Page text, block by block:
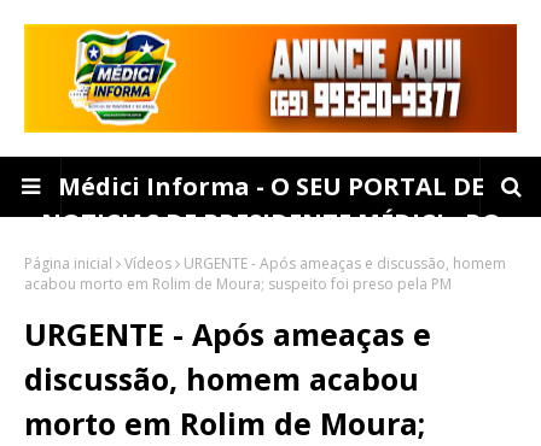
Médici Informa - O SEU PORTAL DE
NOTICIAS DE PRESIDENTE MÉDICI - RO
Página inicial Vídeos
URGENTE - Após ameaças e discussão, homem
acabou morto em Rolim de Moura; suspeito foi preso pela PM
URGENTE - Após ameaças e
discussão, homem acabou
morto em Rolim de Moura;